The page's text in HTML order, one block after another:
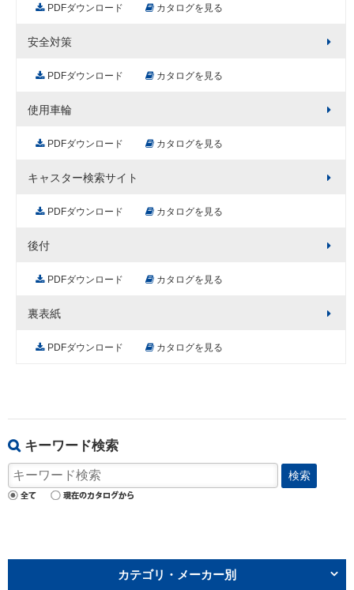
PDFダウンロード カタログを見る
安全対策
PDFダウンロード カタログを見る
使用車輪
PDFダウンロード カタログを見る
キャスター検索サイト
PDFダウンロード カタログを見る
後付
PDFダウンロード カタログを見る
裏表紙
PDFダウンロード カタログを見る
キーワード検索
検索
カテゴリ・メーカー別